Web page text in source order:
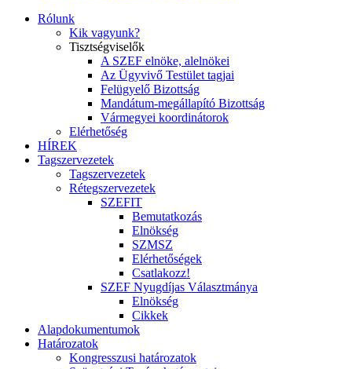
Rólunk
Kik vagyunk?
Tisztségviselők
A SZEF elnöke, alelnökei
Az Ügyvivő Testület tagjai
Felügyelő Bizottság
Mandátum-megállapító Bizottság
Vármegyei koordinátorok
Elérhetőség
HÍREK
Tagszervezetek
Tagszervezetek
Rétegszervezetek
SZEFIT
Bemutatkozás
Elnökség
SZMSZ
Elérhetőségek
Csatlakozz!
SZEF Nyugdíjas Választmánya
Elnökség
Cikkek
Alapdokumentumok
Határozatok
Kongresszusi határozatok